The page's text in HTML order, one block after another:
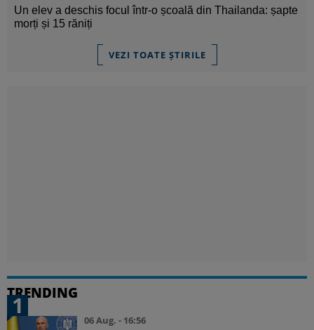
Un elev a deschis focul într-o școală din Thailanda: șapte
morți și 15 răniți
VEZI TOATE ȘTIRILE
TRENDING
1
06 Aug. - 16:56